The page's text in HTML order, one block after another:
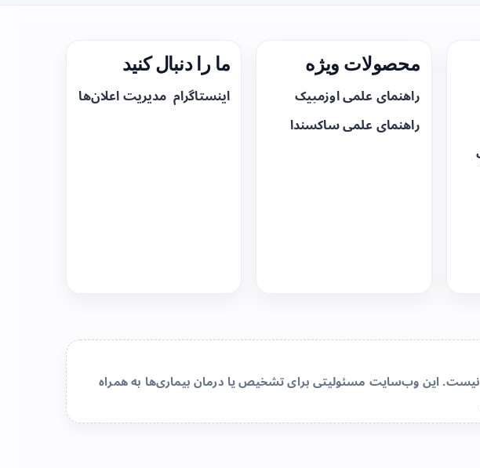
محصولات ویژه
راهنمای علمی اوزمپیک
راهنمای علمی ساکسندا
ما را دنبال کنید
اینستاگرام مدیریت اعلان‌ها
این وب‌سایت مسئولیتی برای تشخیص یا درمان بیماری‌ها به همراه